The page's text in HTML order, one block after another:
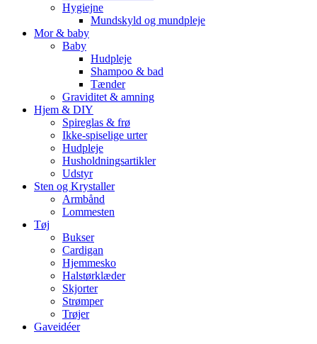
Hygiejne
Mundskyld og mundpleje
Mor & baby
Baby
Hudpleje
Shampoo & bad
Tænder
Graviditet & amning
Hjem & DIY
Spireglas & frø
Ikke-spiselige urter
Hudpleje
Husholdningsartikler
Udstyr
Sten og Krystaller
Armbånd
Lommesten
Tøj
Bukser
Cardigan
Hjemmesko
Halstørklæder
Skjorter
Strømper
Trøjer
Gaveidéer